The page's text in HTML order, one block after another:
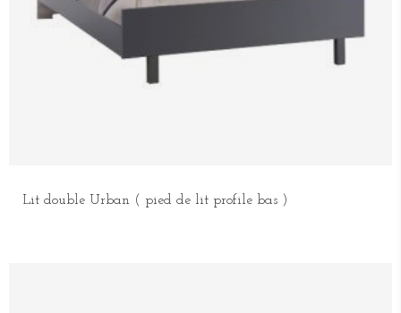
Lit double Urban ( pied de lit profile bas )